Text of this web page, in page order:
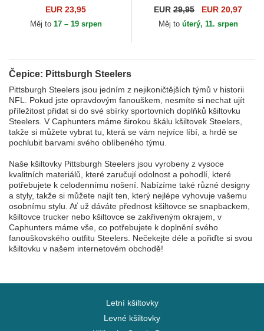
The League Pittsburgh
Steelers NFL New Era
EUR 23,95
Měj to 17 – 19 srpen
Team Pittsburgh Steelers
NFL New Era
EUR 29,95 EUR 20,97
Měj to úterý, 11. srpen
Čepice: Pittsburgh Steelers
Pittsburgh Steelers jsou jedním z nejikoničtějších týmů v historii
NFL. Pokud jste opravdovým fanouškem, nesmíte si nechat ujít
příležitost přidat si do své sbírky sportovních doplňků kšiltovku
Steelers. V Caphunters máme širokou škálu kšiltovek Steelers,
takže si můžete vybrat tu, která se vám nejvíce líbí, a hrdě se
pochlubit barvami svého oblíbeného týmu.
Naše kšiltovky Pittsburgh Steelers jsou vyrobeny z vysoce
kvalitních materiálů, které zaručují odolnost a pohodlí, které
potřebujete k celodennímu nošení. Nabízíme také různé designy
a styly, takže si můžete najít ten, který nejlépe vyhovuje vašemu
osobnímu stylu. Ať už dáváte přednost kšiltovce se snapbackem,
kšiltovce trucker nebo kšiltovce se zakřiveným okrajem, v
Caphunters máme vše, co potřebujete k doplnění svého
fanouškovského outfitu Steelers. Nečekejte déle a pořiďte si svou
kšiltovku v našem internetovém obchodě!
Letní kšiltovky
Levné kšiltovky